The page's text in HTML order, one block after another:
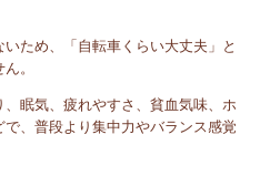
ため、「自転車くらい大丈夫」と
。
眠気、疲れやすさ、貧血気味、ホ
、普段より集中力やバランス感覚